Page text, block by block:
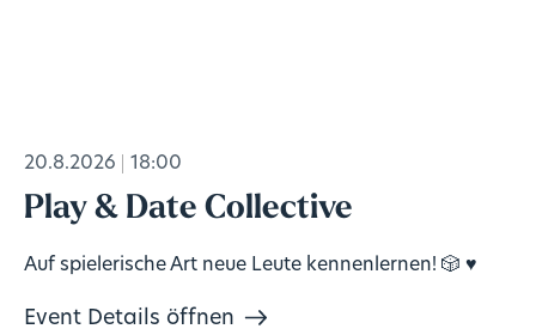
20.8.2026 18:00
Play & Date Collective
Auf spielerische Art neue Leute kennenlernen! 🎲 ♥️
Event Details öffnen